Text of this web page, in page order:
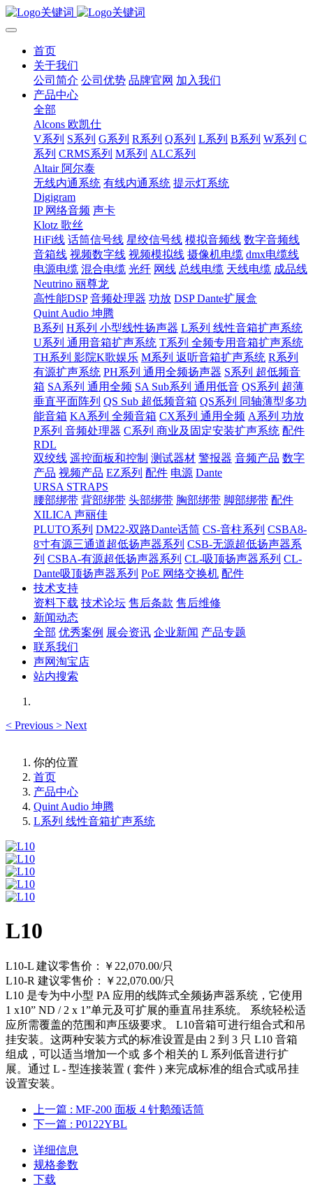
首页
关于我们
公司简介 公司优势 品牌官网 加入我们
产品中心
全部
Alcons 欧凯仕
V系列 S系列 G系列 R系列 Q系列 L系列 B系列 W系列 C
系列 CRMS系列 M系列 ALC系列
Altair 阿尔泰
无线内通系统 有线内通系统 提示灯系统
Digigram
IP 网络音频 声卡
Klotz 歌丝
HiFi线 话筒信号线 星绞信号线 模拟音频线 数字音频线
音箱线 视频数字线 视频模拟线 摄像机电缆 dmx电缆线
电源电缆 混合电缆 光纤 网线 总线电缆 天线电缆 成品线
Neutrino 丽尊龙
高性能DSP 音频处理器 功放 DSP Dante扩展盒
Quint Audio 坤腾
B系列 H系列 小型线性扬声器 L系列 线性音箱扩声系统
U系列 通用音箱扩声系统 T系列 全频专用音箱扩声系统
TH系列 影院K歌娱乐 M系列 返听音箱扩声系统 R系列
有源扩声系统 PH系列 通用全频扬声器 S系列 超低频音
箱 SA系列 通用全频 SA Sub系列 通用低音 QS系列 超薄
垂直平面阵列 QS Sub 超低频音箱 QS系列 同轴薄型多功
能音箱 KA系列 全频音箱 CX系列 通用全频 A系列 功放
P系列 音频处理器 C系列 商业及固定安装扩声系统 配件
RDL
双绞线 遥控面板和控制 测试器材 警报器 音频产品 数字
产品 视频产品 EZ系列 配件 电源 Dante
URSA STRAPS
腰部绑带 背部绑带 头部绑带 胸部绑带 脚部绑带 配件
XILICA 声丽佳
PLUTO系列 DM22-双路Dante话筒 CS-音柱系列 CSBA8-
8寸有源三通道超低扬声器系列 CSB-无源超低扬声器系
列 CSBA-有源超低扬声器系列 CL-吸顶扬声器系列 CL-
Dante吸顶扬声器系列 PoE 网络交换机 配件
技术支持
资料下载 技术论坛 售后条款 售后维修
新闻动态
全部 优秀案例 展会资讯 企业新闻 产品专题
联系我们
声网淘宝店
站内搜索
< Previous > Next
你的位置
首页
产品中心
Quint Audio 坤腾
L系列 线性音箱扩声系统
L10
L10-L 建议零售价：￥22,070.00/只
L10-R 建议零售价：￥22,070.00/只
L10 是专为中小型 PA 应用的线阵式全频扬声器系统，它使用
1 x10” ND / 2 x 1”单元及可扩展的垂直吊挂系统。 系统轻松适
应所需覆盖的范围和声压级要求。 L10音箱可进行组合式和吊
挂安装。这两种安装方式的标准设置是由 2 到 3 只 L10 音箱
组成，可以适当增加一个或 多个相关的 L 系列低音进行扩
展。通过 L - 型连接装置 ( 套件 ) 来完成标准的组合式或吊挂
设置安装。
上一篇 : MF-200 面板 4 针鹅颈话筒
下一篇 : P0122YBL
详细信息
规格参数
下载